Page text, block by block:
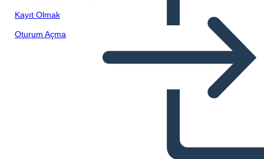
Kayıt Olmak
Oturum Açma
and Imperialsim